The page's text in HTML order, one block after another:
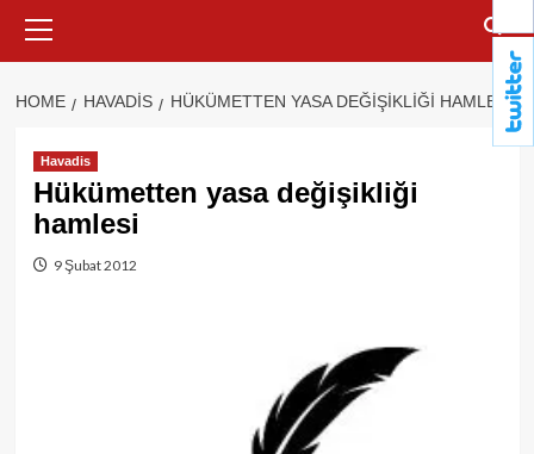
Menu
HOME HAVADIS HÜKÜMETTEN YASA DEĞIŞIKLIĞI HAMLESI
Havadis
Hükümetten yasa değişikliği
hamlesi
9 Şubat 2012